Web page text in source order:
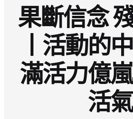
果斷信念
丨活動的
滿活力億
活氣